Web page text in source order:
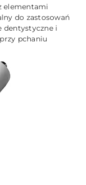
elementami
do zastosowań
dentystyczne i
pchaniu